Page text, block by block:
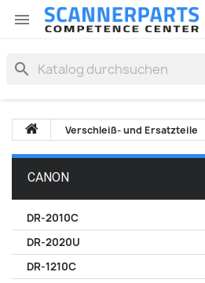

search
Verschleiß- und Ersatzteile
CANON
DR-2010C
DR-2020U
DR-1210C